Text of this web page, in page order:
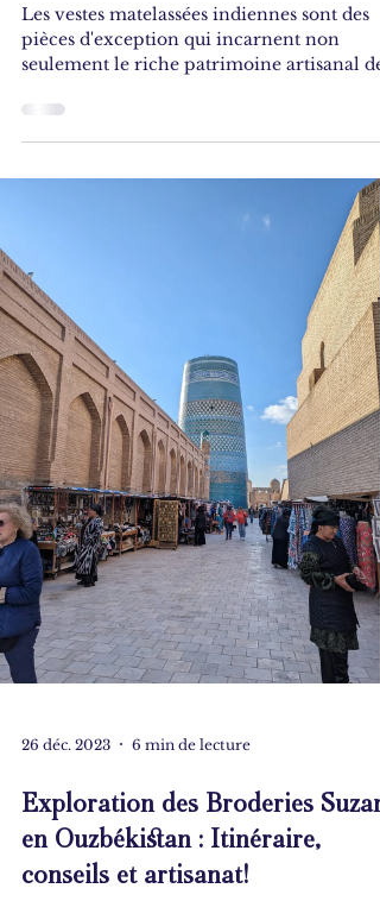
Les vestes matelassées indiennes sont des
pièces d'exception qui incarnent non
seulement le riche patrimoine artisanal de
26 déc. 2023 6 min de lecture
Exploration des Broderies Suzani
en Ouzbékistan : Itinéraire,
conseils et artisanat!